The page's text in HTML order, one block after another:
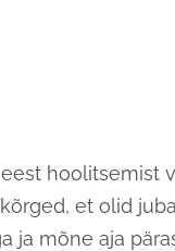
hoolitsemist
et olid
ja mõne aja